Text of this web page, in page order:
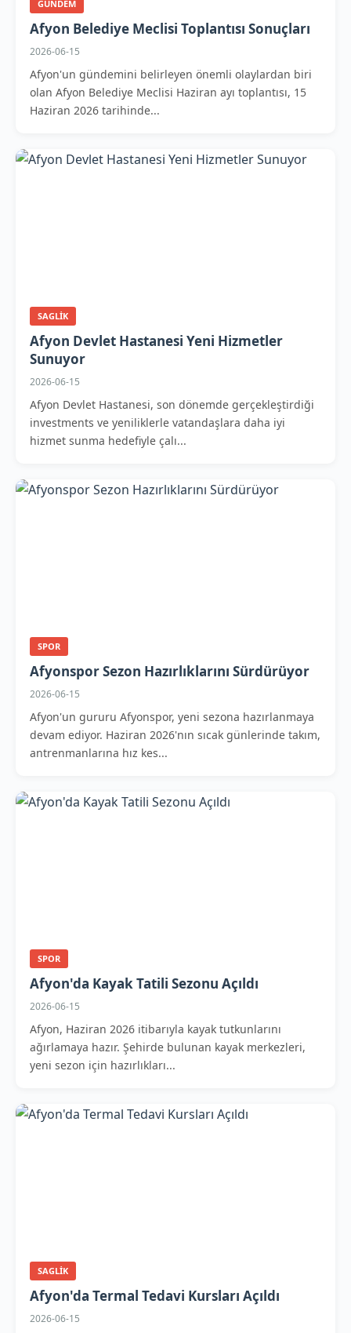
GUNDEM
Afyon Belediye Meclisi Toplantısı Sonuçları
2026-06-15
Afyon'un gündemini belirleyen önemli olaylardan biri
olan Afyon Belediye Meclisi Haziran ayı toplantısı, 15
Haziran 2026 tarihinde...
SAGLIK
Afyon Devlet Hastanesi Yeni Hizmetler
Sunuyor
2026-06-15
Afyon Devlet Hastanesi, son dönemde gerçekleştirdiği
investments ve yeniliklerle vatandaşlara daha iyi
hizmet sunma hedefiyle çalı...
SPOR
Afyonspor Sezon Hazırlıklarını Sürdürüyor
2026-06-15
Afyon'un gururu Afyonspor, yeni sezona hazırlanmaya
devam ediyor. Haziran 2026'nın sıcak günlerinde takım,
antrenmanlarına hız kes...
SPOR
Afyon'da Kayak Tatili Sezonu Açıldı
2026-06-15
Afyon, Haziran 2026 itibarıyla kayak tutkunlarını
ağırlamaya hazır. Şehirde bulunan kayak merkezleri,
yeni sezon için hazırlıkları...
SAGLIK
Afyon'da Termal Tedavi Kursları Açıldı
2026-06-15